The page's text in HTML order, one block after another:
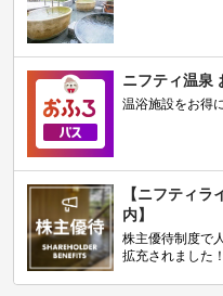
ニフティ温泉
温浴施設をお得
【ニフティ
内】
株主優待制度で
拡充されました！